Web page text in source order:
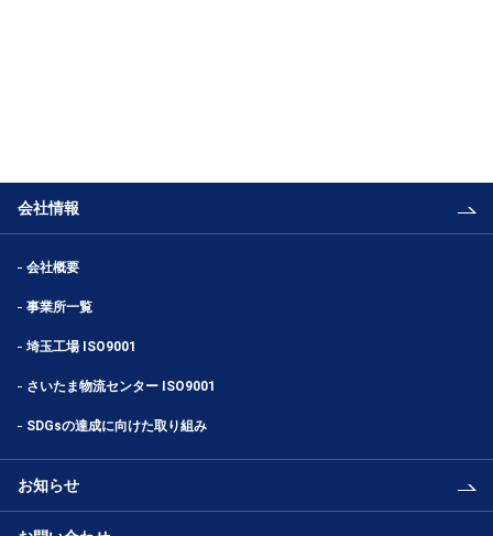
会社情報
会社概要
事業所一覧
埼玉工場 ISO9001
さいたま物流センター ISO9001
SDGsの達成に向けた取り組み
お知らせ